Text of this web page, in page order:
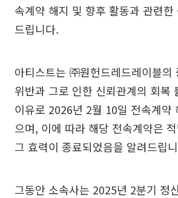
속계약 해지 및 향후 활동과 관련한
드립니다.
아티스트는 ㈜원헌드레드레이블의
위반과 그로 인한 신뢰관계의 회복
이유로 2026년 2월 10일 전속계약
으며, 이에 따라 해당 전속계약은
그 효력이 종료되었음을 알려드립
그동안 소속사는 2025년 2분기 정